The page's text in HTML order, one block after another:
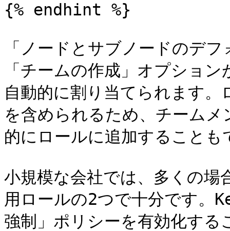
{% endhint %}
「ノードとサブノードのデ
「チームの作成」オプショ
自動的に割り当てられます
を含められるため、チーム
的にロールに追加することも
小規模な会社では、多くの場
用ロールの2つで十分です。
強制」ポリシーを有効化する